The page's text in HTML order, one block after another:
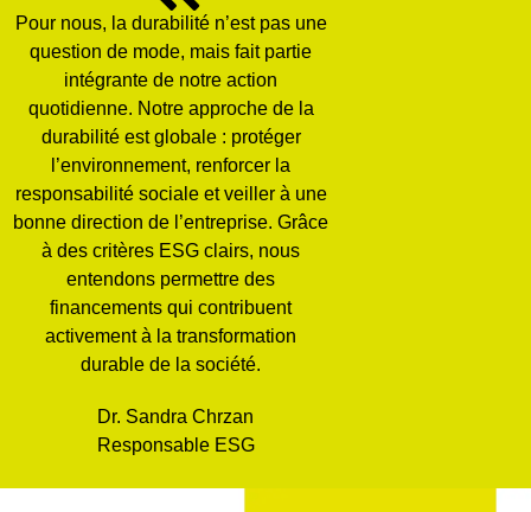
Pour nous, la durabilité n’est pas une
question de mode, mais fait partie
intégrante de notre action
quotidienne. Notre approche de la
durabilité est globale : protéger
l’environnement, renforcer la
responsabilité sociale et veiller à une
bonne direction de l’entreprise. Grâce
à des critères ESG clairs, nous
entendons permettre des
financements qui contribuent
activement à la transformation
durable de la société.
Dr. Sandra Chrzan
Responsable ESG